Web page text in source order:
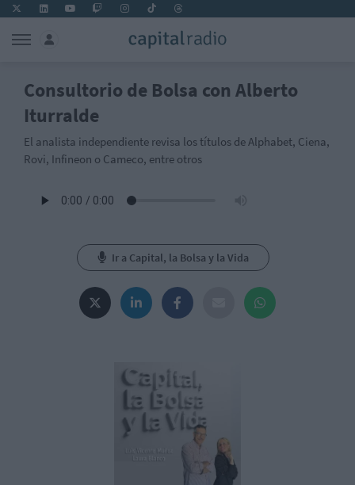
Consultorio de Bolsa con Alberto
Iturralde
El analista independiente revisa los títulos de Alphabet, Ciena,
Rovi, Infineon o Cameco, entre otros
Ir a Capital, la Bolsa y la Vida